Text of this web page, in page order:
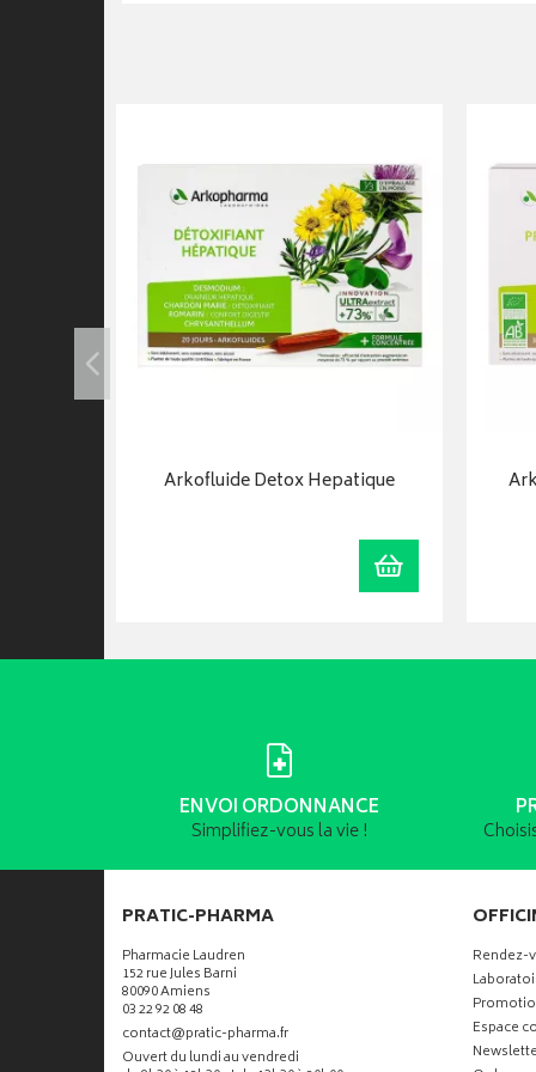
Arkofluide Detox Hepatique
Ajouter au
ENVOI ORDONNANCE
Simplifiez-vous la vie !
PRATIC-PHARMA
Pharmacie Laudren
152 rue Jules Barni
80090 Amiens
03 22 92 08 48
contact-
@-
pratic-pharma.fr
Ouvert du lundi au vendredi
Rendez-
Espace